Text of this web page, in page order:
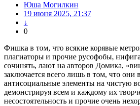
Юша Могилкин
19 июня 2025, 21:37
↓
0
Фишка в том, что всякие корявые
плагиаторы и прочие русофобы,
сочинять, лают на авторов Домика,
заключается всего лишь в том, что они
антисоциальные элементы на чистую
демонстрируя всем и каждому их
несостоятельность и прочие очень